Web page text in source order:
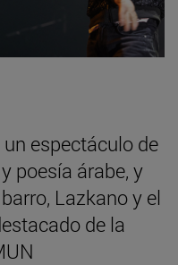
un espectáculo de
poesía árabe, y
Lazkano y el
de la